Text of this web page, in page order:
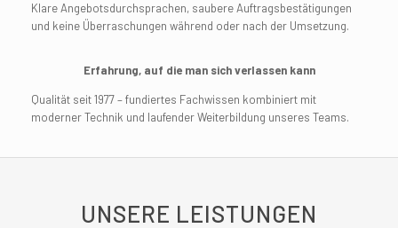
Klare Angebotsdurchsprachen, saubere Auftragsbestätigungen
und keine Überraschungen während oder nach der Umsetzung.
Erfahrung, auf die man sich verlassen kann
Qualität seit 1977 – fundiertes Fachwissen kombiniert mit
moderner Technik und laufender Weiterbildung unseres Teams.
UNSERE LEISTUNGEN